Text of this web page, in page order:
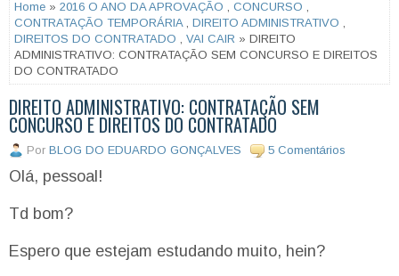
Home » 2016 O ANO DA APROVAÇÃO CONCURSO
CONTRATAÇÃO TEMPORÁRIA
DIREITO ADMINISTRATIVO
DIREITOS DO CONTRATADO
VAI CAIR » DIREITO
ADMINISTRATIVO: CONTRATAÇÃO SEM CONCURSO E DIREITOS
DO CONTRATADO
DIREITO ADMINISTRATIVO: CONTRATAÇÃO SEM
CONCURSO E DIREITOS DO CONTRATADO
Por BLOG DO EDUARDO GONÇALVES 5 Comentários
Olá, pessoal!
Td bom?
Espero que estejam estudando muito, hein?